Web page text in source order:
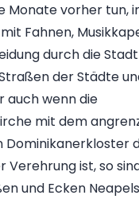
Monate vorher tun,
Fahnen,
durch die
der Städte
auch wenn die
mit dem
Verehrung ist, so
und Ecken